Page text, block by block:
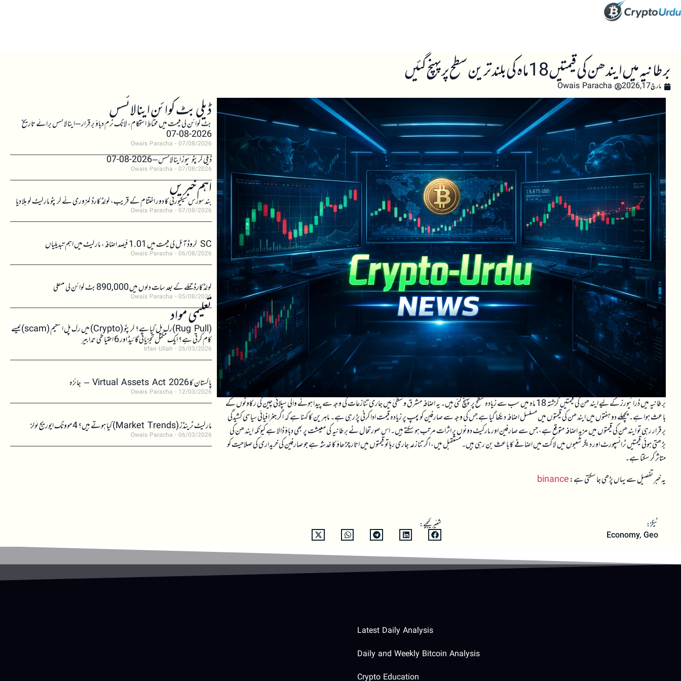
برطانیہ میں ایندھن کی قیمتیں 18 ماہ کی بلند ترین سطح پر پہنچ گئیں
مارچ 17, 2026 Owais Paracha
برطانیہ میں ڈرائیورز کے لیے ایندھن کی قیمتیں گزشتہ 18 ماہ میں سب سے زیادہ سطح پر پہنچ گئی ہیں۔ یہ اضافہ مشرق وسطیٰ میں جاری تنازعات کی وجہ سے پیدا ہونے والی سپلائی چین کی رکاوٹوں کے
باعث ہوا ہے۔ پچھلے دو ہفتوں میں ایندھن کی قیمتوں میں مسلسل اضافہ دیکھا گیا ہے جس کی وجہ سے صارفین کو پمپ پر زیادہ قیمت ادا کرنی پڑ رہی ہے۔ ماہرین کا کہنا ہے کہ اگر جغرافیائی سیاسی کشیدگی
برقرار رہی تو ایندھن کی قیمتوں میں مزید اضافہ متوقع ہے، جس سے صارفین اور مارکیٹ دونوں پر اثرات مرتب ہو سکتے ہیں۔ اس صورتحال نے برطانیہ کی معیشت پر بھی دباؤ ڈالا ہے کیونکہ ایندھن کی
بڑھتی ہوئی قیمتیں ٹرانسپورٹ اور دیگر شعبوں میں لاگت میں اضافے کا باعث بن رہی ہیں۔ مستقبل میں، اگر تنازعہ جاری رہا تو قیمتوں میں اتار چڑھاؤ کا خدشہ ہے جو صارفین کی خریداری کی صلاحیت کو
متاثر کر سکتا ہے۔
یہ خبر تفصیل سے یہاں پڑھی جا سکتی ہے:binance
ٹیگز:
Economy, Geo
شئیر کیجیے:
ڈیلی بٹ کوائن اینالائسس
بٹ کوائن کی قیمت میں محتاط استحکام، لانگ ٹرم دباؤ برقرار – اینالائسس برائے تاریخ
2026-08-07
Owais Paracha 07/08/2026
ڈیلی کرپٹو نیوز اینالائسس – 2026-08-07
Owais Paracha 07/08/2026
اہم خبریں
بند سورس سیکیورٹی کا دور اختتام کے قریب، کولڈ کارڈ کمزوری نے کرپٹو مارکیٹ کو ہلا دیا
Owais Paracha 07/08/2026
SC کروڈ آئل کی قیمت میں 1.01 فیصد اضافہ، مارکیٹ میں اہم تبدیلیاں
Owais Paracha 06/08/2026
کولڈکارڈ حملے کے بعد سات دنوں میں 890,000 بٹ کوائن کی منتقلی
Owais Paracha 05/08/2026
تعلیمی مواد (Rug Pull)رگ پل کیا ہے؟ کرپٹو (Crypto) میں رگ پل اسکیم (scam)کیسے
کام کرتی ہے؟ ایک مکمل تجزیاتی گائیڈ اور 6 احتیاطی تدابیر
Irfan Ullah 26/03/2026
پاکستان کا Virtual Assets Act 2026 – جائزہ
Owais Paracha 12/03/2026
مارکیٹ ٹرینڈز (Market Trends) کیا ہوتے ہیں؟ 4 موونگ ایوریج ٹولز
Owais Paracha 06/03/2026
Latest Daily Analysis
Daily and Weekly Bitcoin Analysis
Crypto Education